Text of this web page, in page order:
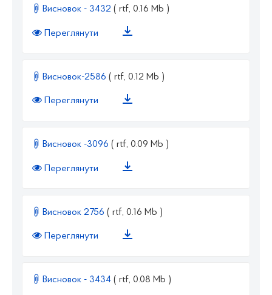
Висновок - 3432 ( rtf, 0.16 Mb )
Переглянути
Висновок-2586 ( rtf, 0.12 Mb )
Переглянути
Висновок -3096 ( rtf, 0.09 Mb )
Переглянути
Висновок 2756 ( rtf, 0.16 Mb )
Переглянути
Висновок - 3434 ( rtf, 0.08 Mb )